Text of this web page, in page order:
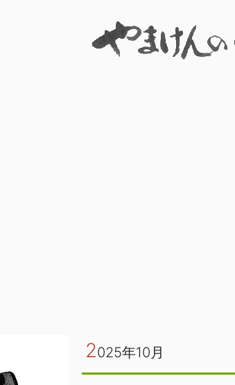
2025年10月